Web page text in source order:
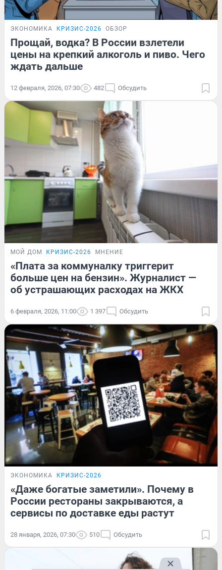
ЭКОНОМИКА КРИЗИС-2026 ОБЗОР
Прощай, водка? В России взлетели
цены на крепкий алкоголь и пиво. Чего
ждать дальше
12 февраля, 2026, 07:30 482 Обсудить
МОЙ ДОМ КРИЗИС-2026 МНЕНИЕ
«Плата за коммуналку триггерит
больше цен на бензин». Журналист —
об устрашающих расходах на ЖКХ
6 февраля, 2026, 11:00 1 397 Обсудить
ЭКОНОМИКА КРИЗИС-2026
«Даже богатые заметили». Почему в
России рестораны закрываются, а
сервисы по доставке еды растут
28 января, 2026, 07:30 510 Обсудить